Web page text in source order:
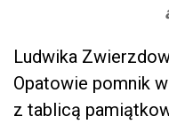
Ludwika
Opatowie pomnik
z tablicą